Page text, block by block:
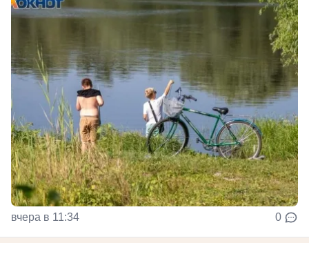
вчера в 11:34 0